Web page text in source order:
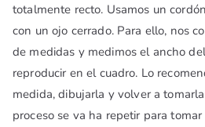
totalmente recto. Usamos un
con un ojo cerrado. Para ello, nos
de medidas y medimos el ancho
reproducir en el cuadro. Lo
medida, dibujarla y volver a
proceso se va ha repetir para